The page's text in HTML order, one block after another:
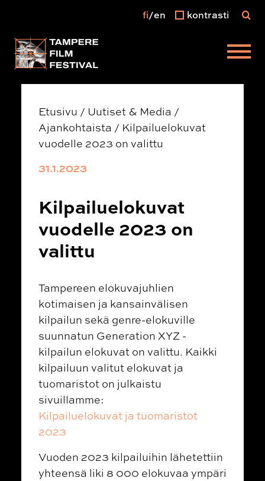
Päävalikko
fi en kontrasti
Etusivu / Uutiset & Media /
Ajankohtaista / Kilpailuelokuvat
vuodelle 2023 on valittu
31.1.2023
Kilpailuelokuvat
vuodelle 2023 on
valittu
Tampereen elokuvajuhlien
kotimaisen ja kansainvälisen
kilpailun sekä genre-elokuville
suunnatun Generation XYZ -
kilpailun elokuvat on valittu. Kaikki
kilpailuun valitut elokuvat ja
tuomaristot on julkaistu
sivuillamme:
Kilpailuelokuvat ja tuomaristot
2023
Vuoden 2023 kilpailuihin lähetettiin
yhteensä liki 8 000 elokuvaa ympäri